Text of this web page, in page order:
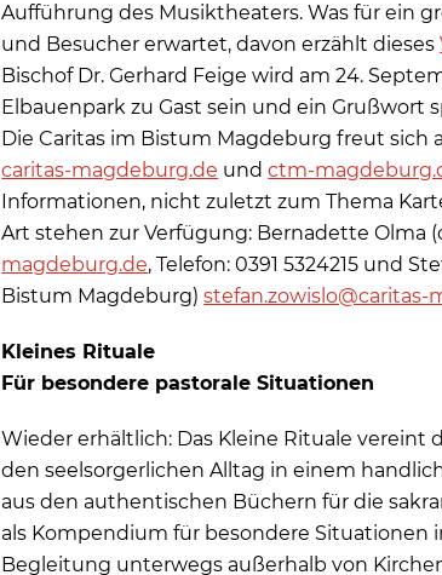
Aufführung des Musiktheaters. Was für ein
und Besucher erwartet, davon erzählt dieses
Bischof Dr. Gerhard Feige wird am 24.
Elbauenpark zu Gast sein und ein Grußwort
Die Caritas im Bistum Magdeburg freut sich
caritas-magdeburg.de undctm-
Informationen, nicht zuletzt zum Thema
Art stehen zur Verfügung: Bernadette Olma
magdeburg.de, Telefon: 0391 5324215 und
Bistum Magdeburg)stefan.zowislo@caritas-
Kleines Rituale
Für besondere pastorale Situationen
Wieder erhältlich: Das Kleine Rituale
den seelsorgerlichen Alltag in einem
aus den authentischen Büchern für die
als Kompendium für besondere Situationen
Begleitung unterwegs außerhalb von